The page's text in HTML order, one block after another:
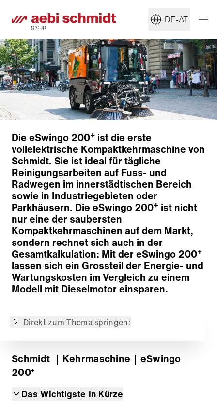
DE-AT
Die eSwingo 200+ ist die erste
vollelektrische Kompaktkehrmaschine von
Schmidt. Sie ist ideal für tägliche
Reinigungsarbeiten auf Fuss- und
Radwegen im innerstädtischen Bereich
sowie in Industriegebieten oder
Parkhäusern. Die eSwingo 200+ ist nicht
nur eine der saubersten
Kompaktkehrmaschinen auf dem Markt,
sondern rechnet sich auch in der
Gesamtkalkulation: Mit der eSwingo 200+
lassen sich ein Grossteil der Energie- und
Wartungskosten im Vergleich zu einem
Modell mit Dieselmotor einsparen.
Direkt zum Thema springen:
Elektroantrieb
Kehrtechnologie
Saug- und Wassersysteme
Kehrgutbehälter
Ergonomie und Komfort
Moderne Fahrzeugtechnologie
Grosse Auswahl an Optionen
Zurück zur Übersicht
Schmidt ｜Kehrmaschine ｜eSwingo
200⁺
Das Wichtigste in Kürze